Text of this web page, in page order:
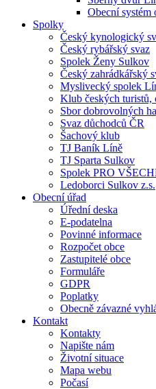
Obecní systém
Spolky
Český kynologický
Český rybářský svaz
Spolek Ženy Sulkov
Český zahrádkářský
Myslivecký spolek
Klub českých turistů,
Sbor dobrovolných
Svaz důchodců ČR
Šachový klub
TJ Baník Líně
TJ Sparta Sulkov
Spolek PRO
Ledoborci Sulkov z.s.
Obecní úřad
Úřední deska
E-podatelna
Povinné informace
Rozpočet obce
Zastupitelé obce
Formuláře
GDPR
Poplatky
Obecně závazné
Kontakt
Kontakty
Napište nám
Životní situace
Mapa webu
Počasí